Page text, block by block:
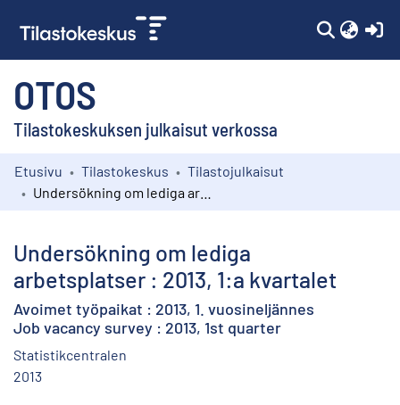
OTOS
Tilastokeskuksen julkaisut verkossa
Kokoelmat
Etusivu Tilastokeskus
Tilastojulkaisut
Undersökning om lediga
arbetsplatser : 2013, 1:a kvartalet
Avoimet työpaikat : 2013, 1. vuosineljännes
Job vacancy survey : 2013, 1st quarter
Statistikcentralen
2013